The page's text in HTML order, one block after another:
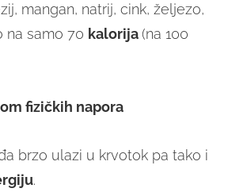
mangan, natrij, cink, željezo,
na samo 70 kalorija(na 100
fizičkih napora
brzo ulazi u krvotok pa tako i
.